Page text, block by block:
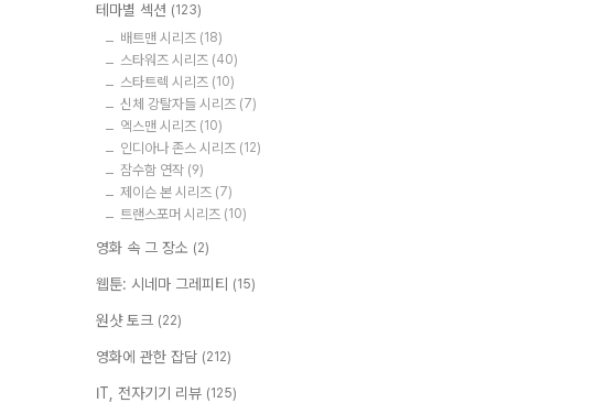
테마별 섹션 (123)
배트맨 시리즈 (18)
스타워즈 시리즈 (40)
스타트렉 시리즈 (10)
신체 강탈자들 시리즈 (7)
엑스맨 시리즈 (10)
인디아나 존스 시리즈 (12)
잠수함 연작 (9)
제이슨 본 시리즈 (7)
트랜스포머 시리즈 (10)
영화 속 그 장소 (2)
웹툰: 시네마 그레피티 (15)
원샷 토크 (22)
영화에 관한 잡담 (212)
IT, 전자기기 리뷰 (125)